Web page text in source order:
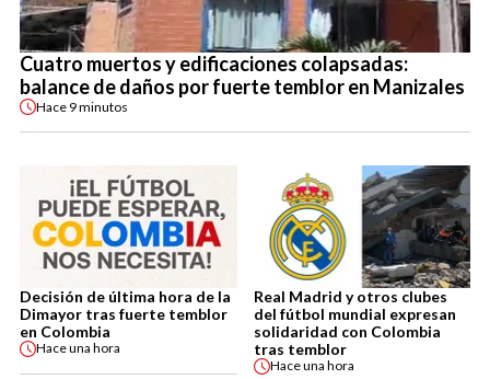
Cuatro muertos y edificaciones colapsadas:
balance de daños por fuerte temblor en Manizales
Hace 9 minutos
Decisión de última hora de la
Dimayor tras fuerte temblor
en Colombia
Haceuna hora
Real Madrid y otros clubes
del fútbol mundial expresan
solidaridad con Colombia
tras temblor
Haceuna hora